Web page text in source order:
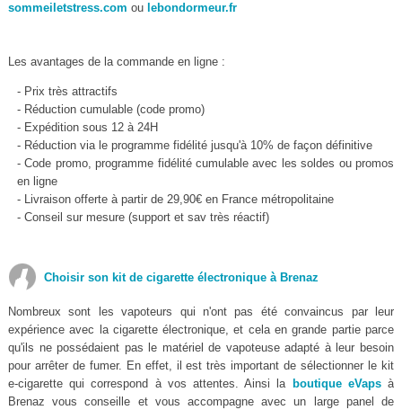
sommeiletstress.com ou lebondormeur.fr
Les avantages de la commande en ligne :
- Prix très attractifs
- Réduction cumulable (code promo)
- Expédition sous 12 à 24H
- Réduction via le programme fidélité jusqu'à 10% de façon définitive
- Code promo, programme fidélité cumulable avec les soldes ou promos
en ligne
- Livraison offerte à partir de 29,90€ en France métropolitaine
- Conseil sur mesure (support et sav très réactif)
Choisir son kit de cigarette électronique à Brenaz
Nombreux sont les vapoteurs qui n'ont pas été convaincus par leur
expérience avec la cigarette électronique, et cela en grande partie parce
qu'ils ne possédaient pas le matériel de vapoteuse adapté à leur besoin
pour arrêter de fumer. En effet, il est très important de sélectionner le kit
e-cigarette qui correspond à vos attentes. Ainsi la boutique eVapsà
Brenaz vous conseille et vous accompagne avec un large panel de